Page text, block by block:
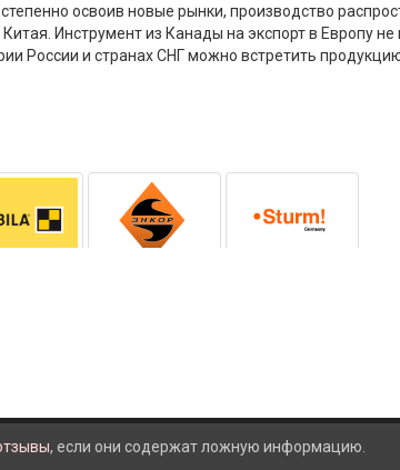
освоив новые рынки, производство
Инструмент из Канады на экспорт в Европу не
России и странах СНГ можно встретить
, если они содержат ложную информацию.